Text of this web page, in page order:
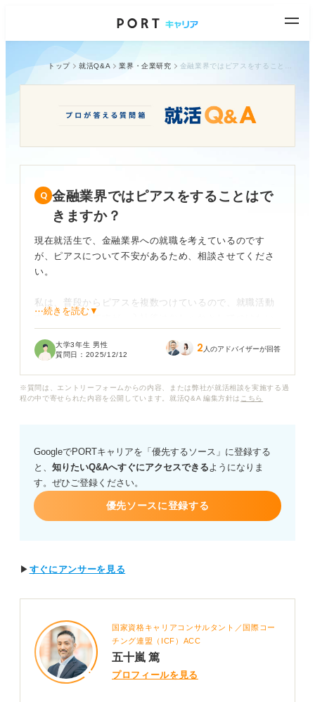
トップ 就活Q&A 業界・企業研究
金融業界ではピアスをすることはで
きますか？
現在就活生で、金融業界への就職を考えているのです
が、ピアスについて不安があるため、相談させてくださ
い。
私は、普段からピアスを複数つけているので、就職活動
中は外す予定ですが、入社後はおしゃれとしてつけたい
さなければいけないかどうかについて教えていただきた
また、金融業界の面接や説明会に参加する際、どの程度
め、経験者の方の体験談や、働くうえでの身だしなみの
ルールについて教えていただきたいです。
⋯続きを読む▼
大学3年生 男性
質問日： 2025/12/12 2 人のアドバイザーが回答
※質問は、エントリーフォームからの内容、または弊社が就活相談を実施する過
程の中で寄せられた内容を公開しています。就活Q&A 編集方針は こちら
GoogleでPORTキャリアを「優先するソース」に登録する
と、 知りたいQ&Aへすぐにアクセスできるようになりま
す。ぜひご登録ください。
優先ソースに登録する
▶ すぐにアンサーを見る
国家資格キャリアコンサルタント／国際コー
チング連盟（ICF）ACC
五十嵐 篤
プロフィールを見る